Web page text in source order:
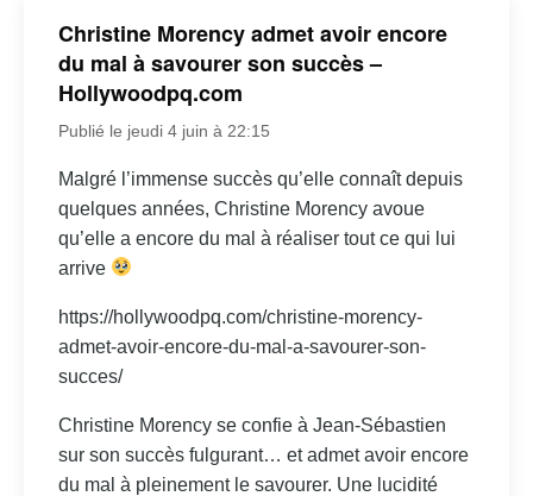
Christine Morency admet avoir encore
du mal à savourer son succès –
Hollywoodpq.com
Publié le jeudi 4 juin à 22:15
Malgré l’immense succès qu’elle connaît depuis
quelques années, Christine Morency avoue
qu’elle a encore du mal à réaliser tout ce qui lui
arrive
https://hollywoodpq.com/christine-morency-
admet-avoir-encore-du-mal-a-savourer-son-
succes/
Christine Morency se confie à Jean-Sébastien
sur son succès fulgurant… et admet avoir encore
du mal à pleinement le savourer. Une lucidité